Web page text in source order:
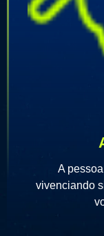
A
vivenciando